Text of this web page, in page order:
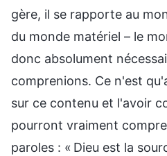
gère, il se rapporte au
du monde matériel – le
donc absolument
comprenions. Ce n'est
sur ce contenu et l'avoir
pourront vraiment
paroles : « Dieu est la